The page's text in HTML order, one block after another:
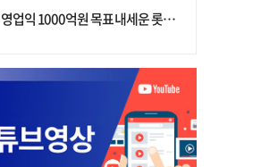
영업익 1000억원 목표 내세운 롯데마트…하반기 ‘오카도’ 시험대